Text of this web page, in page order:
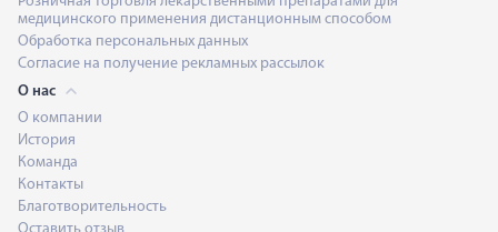
медицинского применения дистанционным способом
Обработка персональных данных
Согласие на получение рекламных рассылок
О нас
О компании
История
Команда
Контакты
Благотворительность